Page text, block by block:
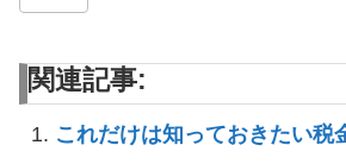
関連記事:
これだけは知っておきたい税